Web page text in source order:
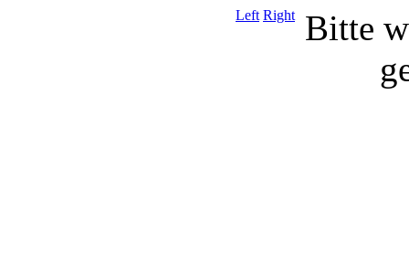
Left Right
Bitte